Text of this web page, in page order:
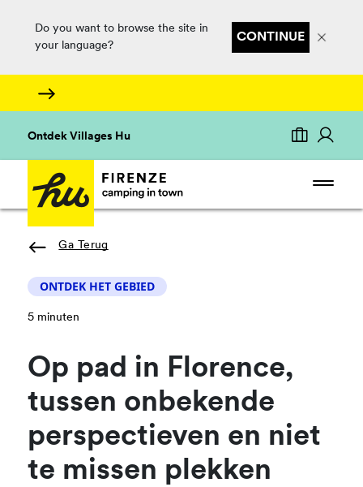
Do you want to browse the site in
your language?
CONTINUE
Ontdek Villages Hu
Ga Terug
ONTDEK HET GEBIED
5 minuten
Op pad in Florence,
tussen onbekende
perspectieven en niet
te missen plekken